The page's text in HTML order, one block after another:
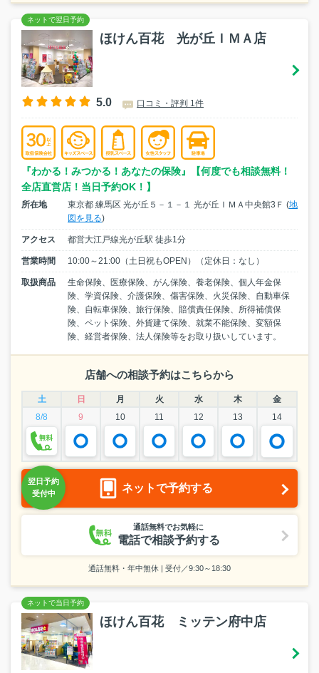
ほけん百花 光が丘ＩＭＡ店
5.0 口コミ・評判 1件
『わかる！みつかる！あなたの保険』【何度でも相談無料！
全店直営店！当日予約OK！】
所在地 東京都 練馬区 光が丘５－１－１ 光が丘ＩＭＡ中央館3Ｆ (地
図を見る)
アクセス 都営大江戸線光が丘駅 徒歩1分
営業時間 10:00～21:00（土日祝もOPEN）（定休日：なし）
取扱商品
生命保険、医療保険、がん保険、養老保険、個人年金保
険、学資保険、介護保険、傷害保険、火災保険、自動車保
険、自転車保険、旅行保険、賠償責任保険、所得補償保
険、ペット保険、外貨建て保険、就業不能保険、変額保
険、経営者保険、法人保険等をお取り扱いしています。
店舗への相談予約はこちらから
土 日 月 火 水 木
金
8/8
9 10 11 12 13 14
ネットで予約する
通話無料でお気軽に
電話で相談予約する
通話無料・年中無休 | 受付／9:30～18:30
ほけん百花 ミッテン府中店